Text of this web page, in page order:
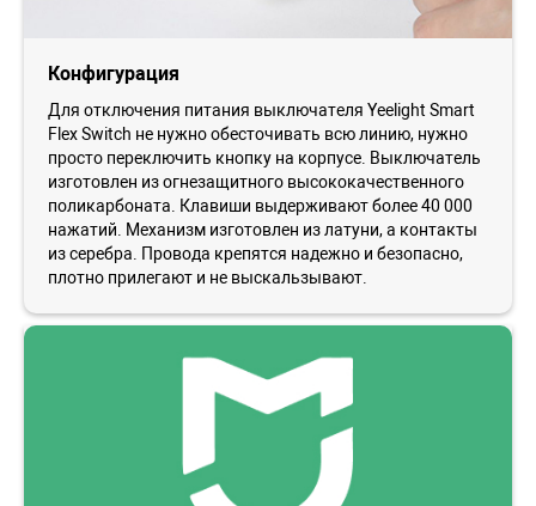
Конфигурация
Для отключения питания выключателя Yeelight Smart
Flex Switch не нужно обесточивать всю линию, нужно
просто переключить кнопку на корпусе. Выключатель
изготовлен из огнезащитного высококачественного
поликарбоната. Клавиши выдерживают более 40 000
нажатий. Механизм изготовлен из латуни, а контакты
из серебра. Провода крепятся надежно и безопасно,
плотно прилегают и не выскальзывают.